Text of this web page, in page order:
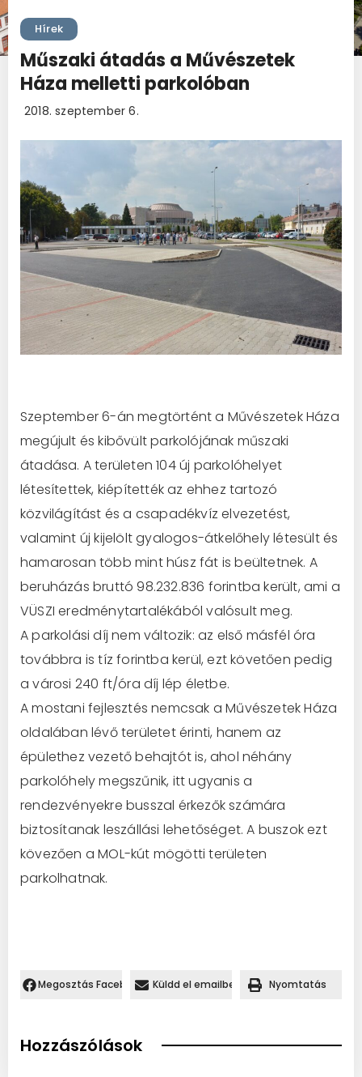
Hírek
Műszaki átadás a Művészetek
Háza melletti parkolóban
2018. szeptember 6.
Szeptember 6-án megtörtént a Művészetek Háza
megújult és kibővült parkolójának műszaki
átadása. A területen 104 új parkolóhelyet
létesítettek, kiépítették az ehhez tartozó
közvilágítást és a csapadékvíz elvezetést,
valamint új kijelölt gyalogos-átkelőhely létesült és
hamarosan több mint húsz fát is beültetnek. A
beruházás bruttó 98.232.836 forintba került, ami a
VÜSZI eredménytartalékából valósult meg.
A parkolási díj nem változik: az első másfél óra
továbbra is tíz forintba kerül, ezt követően pedig
a városi 240 ft/óra díj lép életbe.
A mostani fejlesztés nemcsak a Művészetek Háza
oldalában lévő területet érinti, hanem az
épülethez vezető behajtót is, ahol néhány
parkolóhely megszűnik, itt ugyanis a
rendezvényekre busszal érkezők számára
biztosítanak leszállási lehetőséget. A buszok ezt
kövezően a MOL-kút mögötti területen
parkolhatnak.
Megosztás Facebookon.Küldd el emailben Nyomtatás
Hozzászólások